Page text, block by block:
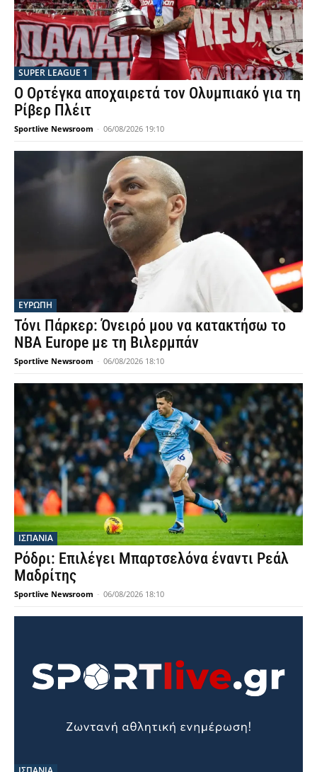
SUPER LEAGUE 1
Ο Ορτέγκα αποχαιρετά τον Ολυμπιακό για τη
Ρίβερ Πλέιτ
Sportlive Newsroom - 06/08/2026 19:10
ΕΥΡΩΠΗ
Τόνι Πάρκερ: Όνειρό μου να κατακτήσω το
NBA Europe με τη Βιλερμπάν
Sportlive Newsroom - 06/08/2026 18:10
ΙΣΠΑΝΙΑ
Ρόδρι: Επιλέγει Μπαρτσελόνα έναντι Ρεάλ
Μαδρίτης
Sportlive Newsroom - 06/08/2026 18:10